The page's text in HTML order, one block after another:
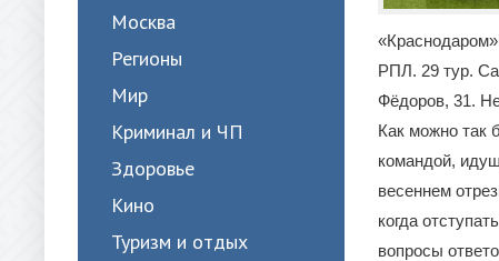
Москва
Регионы
Мир
Криминал и ЧП
Здоровье
Кино
Туризм и отдых
РПЛ. 29 тур.
Фёдоров, 31.
Как можно так
командой,
весеннем
когда
вопросы